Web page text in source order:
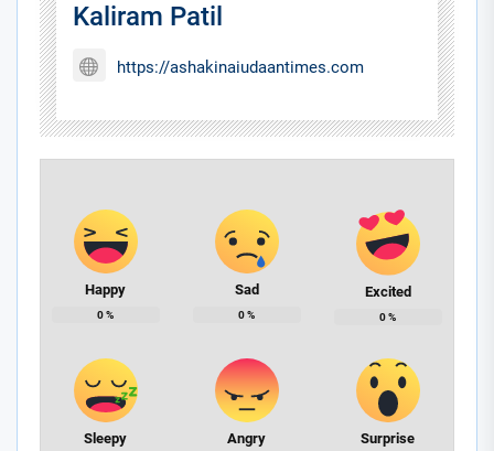
Kaliram Patil
https://ashakinaiudaantimes.com
Happy
0%
Sad
0%
Excited
0%
Sleepy Angry Surprise